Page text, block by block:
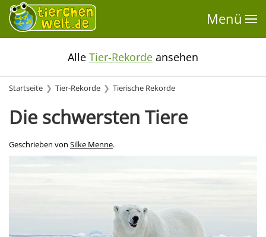
Menü
Alle Tier-Rekorde ansehen
Startseite Tier-Rekorde Tierische Rekorde
Die schwersten Tiere
Geschrieben von Silke Menne.